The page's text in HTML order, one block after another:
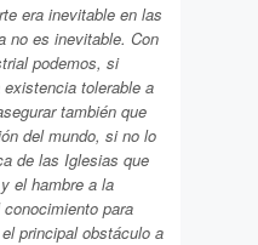
era inevitable en las
no es inevitable. Con
podemos, si
tolerable a
también que
del mundo, si no lo
de las Iglesias que
el hambre a la
para
principal obstáculo a